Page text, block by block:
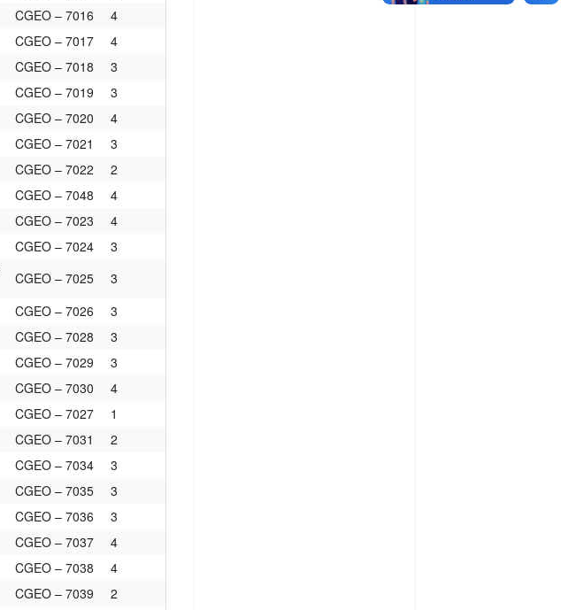
CGEO – 7016
4
CGEO – 7017
4
CGEO – 7018
3
CGEO – 7019
3
CGEO – 7020
4
CGEO – 7021
3
CGEO – 7022
2
CGEO – 7048
4
CGEO – 7023
4
CGEO – 7024
3
CGEO – 7025
3
CGEO – 7026
3
CGEO – 7028
3
CGEO – 7029
3
CGEO – 7030
4
CGEO – 7027
1
CGEO – 7031
2
CGEO – 7034
3
CGEO – 7035
3
CGEO – 7036
3
CGEO – 7037
4
CGEO – 7038
4
CGEO – 7039 2